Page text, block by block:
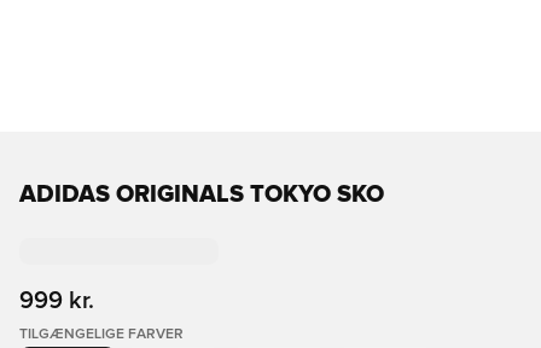
ADIDAS ORIGINALS TOKYO SKO
999 kr.
TILGÆNGELIGE FARVER